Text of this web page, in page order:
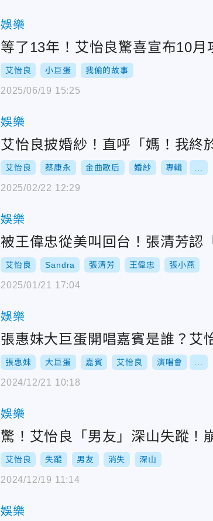
娛樂
艾怡良 小巨蛋 我偷的故事
2025/06/19 15:25
娛樂
艾怡良披婚紗！直呼「媽！我終
艾怡良 蔡康永 金曲歌后 婚紗 專輯
2025/02/22 12:29
娛樂
被王偉忠從美叫回台！張清芳
艾怡良 Sandra 張清芳 王偉忠 張小燕
2025/01/21 17:04
娛樂
張惠妹大巨蛋開唱嘉賓是誰？艾
張惠妹 大巨蛋 嘉賓 艾怡良 演唱會
2024/12/21 10:18
娛樂
驚！艾怡良「男友」深山失蹤！
艾怡良 失蹤 男友 消失 深山
2024/12/19 11:14
娛樂